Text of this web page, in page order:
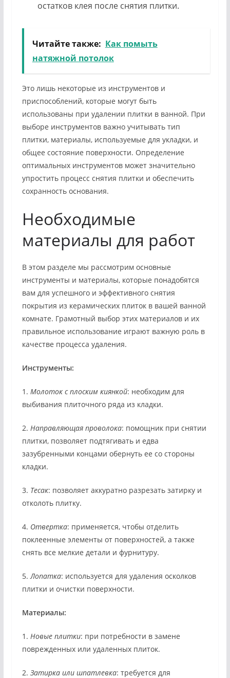
остатков клея после снятия плитки.
Читайте также: Как помыть
натяжной потолок
Это лишь некоторые из инструментов и
приспособлений, которые могут быть
использованы при удалении плитки в ванной. При
выборе инструментов важно учитывать тип
плитки, материалы, используемые для укладки, и
общее состояние поверхности. Определение
оптимальных инструментов может значительно
упростить процесс снятия плитки и обеспечить
сохранность основания.
Необходимые
материалы для работ
В этом разделе мы рассмотрим основные
инструменты и материалы, которые понадобятся
вам для успешного и эффективного снятия
покрытия из керамических плиток в вашей ванной
комнате. Грамотный выбор этих материалов и их
правильное использование играют важную роль в
качестве процесса удаления.
Инструменты:
1. Молоток с плоским киянкой: необходим для
выбивания плиточного ряда из кладки.
2. Направляющая проволока: помощник при снятии
плитки, позволяет подтягивать и едва
зазубренными концами обернуть ее со стороны
кладки.
3. Тесак: позволяет аккуратно разрезать затирку и
отколоть плитку.
4. Отвертка: применяется, чтобы отделить
поклеенные элементы от поверхностей, а также
снять все мелкие детали и фурнитуру.
5.Лопатка: используется для удаления осколков
плитки и очистки поверхности.
Материалы:
1. Новые плитки: при потребности в замене
поврежденных или удаленных плиток.
2. Затирка или шпатлевка: требуется для